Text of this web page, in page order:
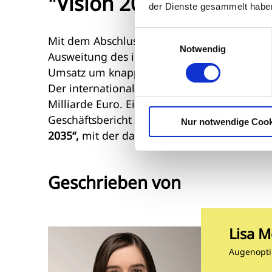
der Dienste gesammelt
Notwendig
Nur notwendige
Mit dem Abschluss der
Ausweitung des internationalen Geschäfts
Umsatz um knapp eine Milliarde Euro, das
Der internationale Umsatz hat sich seit
Milliarde Euro. Einen detaillierten Ausblick
Geschäftsbericht am 30. April 2026
2035“, mit der das organische Wachstum
Geschrieben von
Lisa